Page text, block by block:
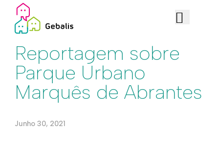
Edificado
Reportagem sobre
Parque Urbano
Marquês de Abrantes
Junho 30, 2021